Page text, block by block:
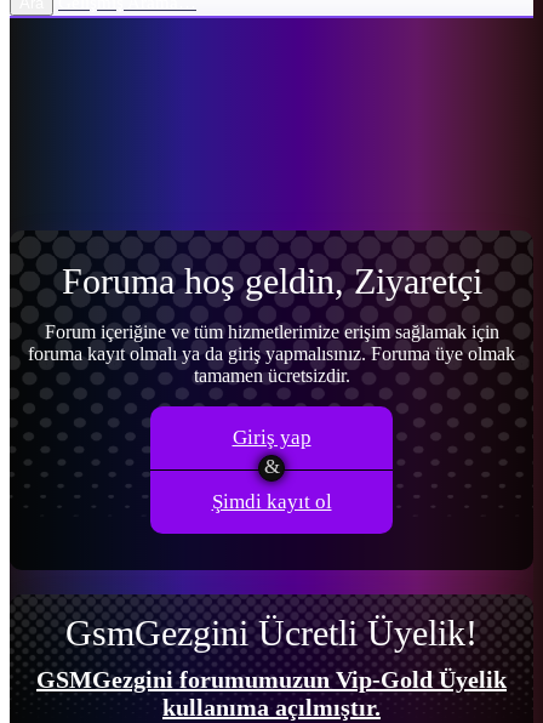
Foruma hoş geldin, Ziyaretçi
Forum içeriğine ve tüm hizmetlerimize erişim sağlamak için
foruma kayıt olmalı ya da giriş yapmalısınız. Foruma üye olmak
tamamen ücretsizdir.
Giriş yap
Şimdi kayıt ol
GsmGezgini Ücretli Üyelik!
GSMGezgini forumumuzun Vip-Gold Üyelik
kullanıma açılmıştır.